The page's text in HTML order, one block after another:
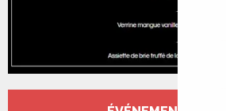
Ouverture et